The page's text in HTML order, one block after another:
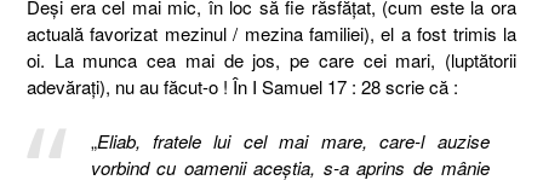
Deşi era cel mai mic, în loc să fie răsfăţat, (cum este la ora
actuală favorizat mezinul / mezina familiei), el a fost trimis la
oi. La munca cea mai de jos, pe care cei mari, (luptătorii
adevăraţi), nu au făcut-o ! În I Samuel 17 : 28 scrie că :
„Eliab, fratele lui cel mai mare, care-l auzise
vorbind cu oamenii aceştia, s-a aprins de mânie